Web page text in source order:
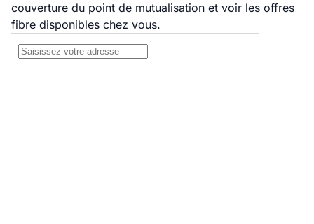
couverture du point de mutualisation et voir les offres
fibre disponibles chez vous.